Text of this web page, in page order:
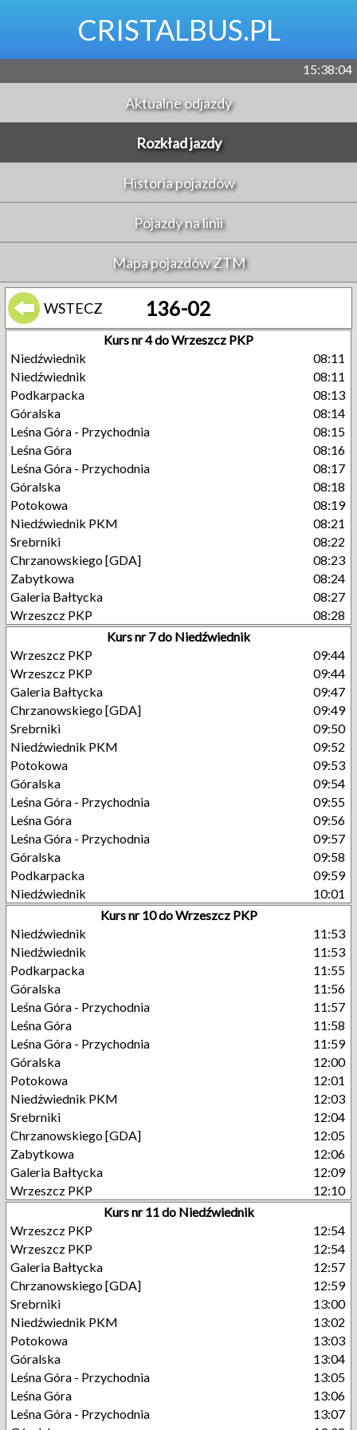
CRISTALBUS.PL
15:38:04
Aktualne odjazdy
Rozkład jazdy
Historia pojazdów
Pojazdy na linii
Mapa pojazdów ZTM
WSTECZ 136-02
Kurs nr 4 do Wrzeszcz PKP
Niedźwiednik
08:11
Niedźwiednik
08:11
Podkarpacka
08:13
Góralska
08:14
Leśna Góra - Przychodnia
08:15
Leśna Góra
08:16
Leśna Góra - Przychodnia
08:17
Góralska
08:18
Potokowa
08:19
Niedźwiednik PKM
08:21
Srebrniki
08:22
Chrzanowskiego [GDA]
08:23
Zabytkowa
08:24
Galeria Bałtycka
08:27
Wrzeszcz PKP
08:28
Kurs nr 7 do Niedźwiednik
Wrzeszcz PKP
09:44
Wrzeszcz PKP
09:44
Galeria Bałtycka
09:47
Chrzanowskiego [GDA]
09:49
Srebrniki
09:50
Niedźwiednik PKM
09:52
Potokowa
09:53
Góralska
09:54
Leśna Góra - Przychodnia
09:55
Leśna Góra
09:56
Leśna Góra - Przychodnia
09:57
Góralska
09:58
Podkarpacka
09:59
Niedźwiednik
10:01
Kurs nr 10 do Wrzeszcz PKP
Niedźwiednik
11:53
Niedźwiednik
11:53
Podkarpacka
11:55
Góralska
11:56
Leśna Góra - Przychodnia
11:57
Leśna Góra
11:58
Leśna Góra - Przychodnia
11:59
Góralska
12:00
Potokowa
12:01
Niedźwiednik PKM
12:03
Srebrniki
12:04
Chrzanowskiego [GDA]
12:05
Zabytkowa
12:06
Galeria Bałtycka
12:09
Wrzeszcz PKP
12:10
Kurs nr 11 do Niedźwiednik
Wrzeszcz PKP
12:54
Wrzeszcz PKP
12:54
Galeria Bałtycka
12:57
Chrzanowskiego [GDA]
12:59
Srebrniki
13:00
Niedźwiednik PKM
13:02
Potokowa
13:03
Góralska
13:04
Leśna Góra - Przychodnia
13:05
Leśna Góra
13:06
Leśna Góra - Przychodnia
13:07